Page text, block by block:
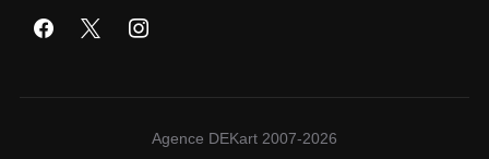
Agence DEKart 2007-2026